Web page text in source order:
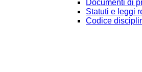
Documenti di
Statuti e leggi
Codice